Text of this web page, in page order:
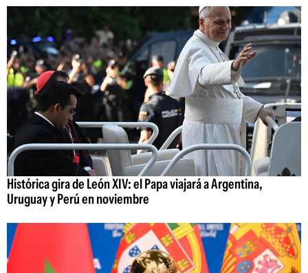
Histórica gira de León XIV: el Papa viajará a Argentina,
Uruguay y Perú en noviembre